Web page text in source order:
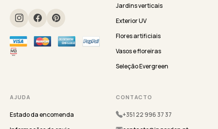
Jardins verticais
Exterior UV
Flores artificiais
Vasos e floreiras
Seleção Evergreen
AJUDA
Estado da encomenda
CONTACTO
+351 22 996 37 37